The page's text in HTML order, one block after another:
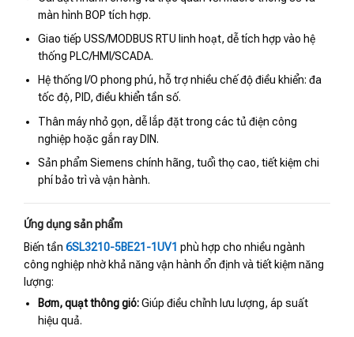
màn hình BOP tích hợp.
Giao tiếp USS/MODBUS RTU linh hoạt, dễ tích hợp vào hệ
thống PLC/HMI/SCADA.
Hệ thống I/O phong phú, hỗ trợ nhiều chế độ điều khiển: đa
tốc độ, PID, điều khiển tần số.
Thân máy nhỏ gọn, dễ lắp đặt trong các tủ điện công
nghiệp hoặc gắn ray DIN.
Sản phẩm Siemens chính hãng, tuổi thọ cao, tiết kiệm chi
phí bảo trì và vận hành.
Ứng dụng sản phẩm
Biến tần 6SL3210-5BE21-1UV1 phù hợp cho nhiều ngành
công nghiệp nhờ khả năng vận hành ổn định và tiết kiệm năng
lượng:
Bơm, quạt thông gió:Giúp điều chỉnh lưu lượng, áp suất
hiệu quả.